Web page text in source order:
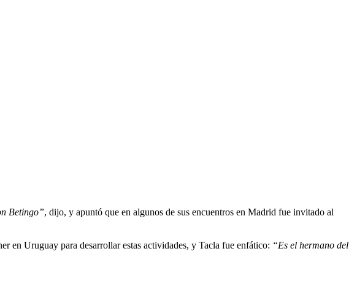
Betingo”, dijo, y apuntó que en algunos de sus encuentros en Madrid fue invitado al
en Uruguay para desarrollar estas actividades, y Tacla fue enfático: “Es el hermano del